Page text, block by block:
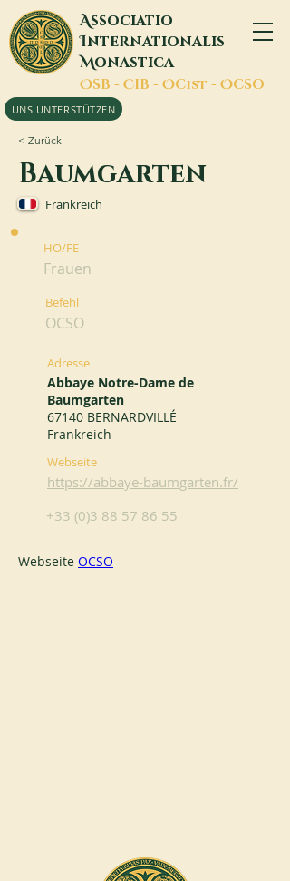
Associatio
Internationalis
Monastica
OSB - CIB - OCist - OCSO
UNS UNTERSTÜTZEN
< Zurück
Baumgarten
Frankreich
HO/FE
Frauen
Befehl
OCSO
Adresse
Abbaye Notre-Dame de
Baumgarten
67140 BERNARDVILLÉ
Frankreich
Webseite
https://abbaye-baumgarten.fr/
+33 (0)3 88 57 86 55
Webseite OCSO